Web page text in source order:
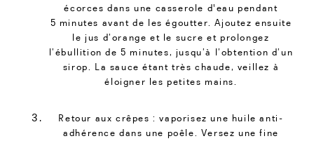
écorces dans une casserole d'eau pendant
5 minutes avant de les égoutter. Ajoutez ensuite
le jus d’orange et le sucre et prolongez
l’ébullition de 5 minutes, jusqu’à l’obtention d’un
sirop. La sauce étant très chaude, veillez à
éloigner les petites mains.
Retour aux crêpes : vaporisez une huile anti-
adhérence dans une poêle. Versez une fine